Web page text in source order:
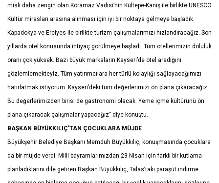
misli daha zengin olan Koramaz Vadisi’nin Kültepe-Kaniş ile birlikte UNESCO
Kültür mirasları arasına alınması için iyi bir noktaya gelmeye başladık.
Kapadokya ve Erciyes ile birlikte turizm çalışmalarımızı hızlandıracağız. Son
yıllarda otel konusunda ihtiyaç görülmeye başladı. Tüm otellerimizin doluluk
oranı çok yüksek. Bazı büyük markaların Kayseri’de otel aradığını
gözlemlemekteyiz. Tüm yatırımcılara her türlü kolaylığı sağlayacağımızı
hatırlatmak istiyorum. Kayseri’deki tüm değerlerimizi ön plana çıkaracağız.
Bu değerlerimizden birisi de gastronomi olacak. Yeme içme kültürünü ön
plana çıkaracak çalışmalar yapacağız” diye konuştu.
BAŞKAN BÜYÜKKILIÇ’TAN ÇOCUKLARA MÜJDE
Büyükşehir Belediye Başkanı Memduh Büyükkılıç, konuşmasında çocuklara
da bir müjde verdi. Milli bayramlarımızdan 23 Nisan için farklı bir kutlama
planladıklarını dile getiren Başkan Büyükkılıç, Talas’taki paraşüt indirme